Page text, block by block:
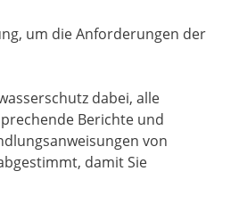
um die Anforderungen der
dabei, alle
Berichte und
von
damit Sie